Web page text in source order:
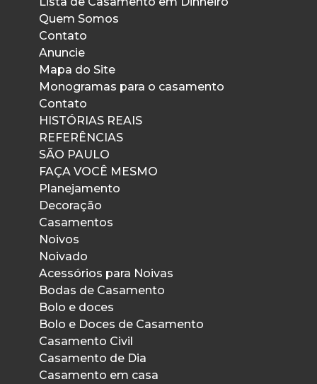
Quem Somos
Contato
Anuncie
Mapa do Site
Monogramas para o casamento
Contato
HISTÓRIAS REAIS
REFERÊNCIAS
SÃO PAULO
FAÇA VOCÊ MESMO
Planejamento
Decoração
Casamentos
Noivos
Noivado
Acessórios para Noivas
Bodas de Casamento
Bolo e doces
Bolo e Doces de Casamento
Casamento Civil
Casamento de Dia
Casamento em casa